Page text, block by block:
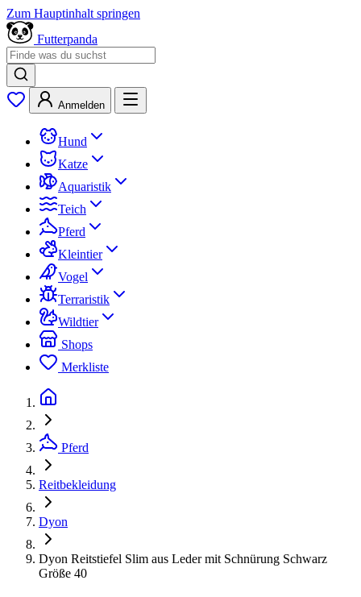
Zum Hauptinhalt springen
Futterpanda
Anmelden
Hund
Katze
Aquaristik
Teich
Pferd
Kleintier
Vogel
Terraristik
Wildtier
Shops
Merkliste
Pferd
Reitbekleidung
Dyon
Dyon Reitstiefel Slim aus Leder mit Schnürung Schwarz
Größe 40